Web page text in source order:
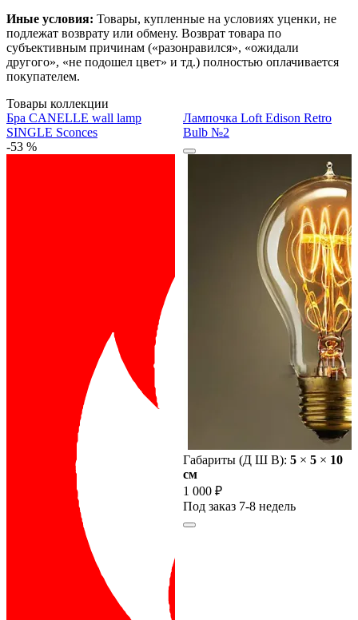
Иные условия: Товары, купленные на условиях уценки, не
подлежат возврату или обмену. Возврат товара по
субъективным причинам («разонравился», «ожидали
другого», «не подошел цвет» и тд.) полностью оплачивается
покупателем.
Товары коллекции
Бра CANELLE wall lamp
SINGLE Sconces
-53 %
Лампочка Loft Edison Retro
Bulb №2
Габариты (Д Ш В): 5 × 5 × 10
cм
1 000 ₽
Под заказ 7-8 недель